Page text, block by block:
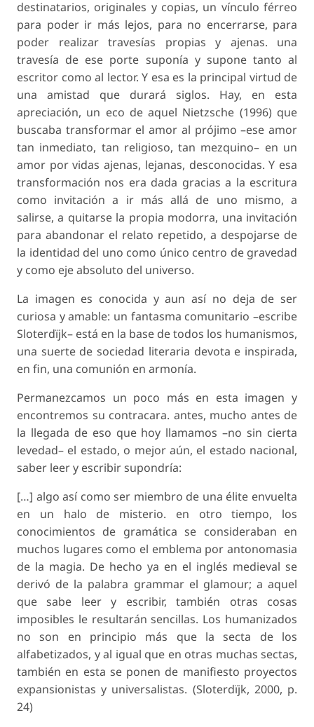
destinatarios, originales y copias, un vínculo férreo
para poder ir más lejos, para no encerrarse, para
poder realizar travesías propias y ajenas. una
travesía de ese porte suponía y supone tanto al
escritor como al lector. Y esa es la principal virtud de
una amistad que durará siglos. Hay, en esta
apreciación, un eco de aquel Nietzsche (1996) que
buscaba transformar el amor al prójimo –ese amor
tan inmediato, tan religioso, tan mezquino– en un
amor por vidas ajenas, lejanas, desconocidas. Y esa
transformación nos era dada gracias a la escritura
como invitación a ir más allá de uno mismo, a
salirse, a quitarse la propia modorra, una invitación
para abandonar el relato repetido, a despojarse de
la identidad del uno como único centro de gravedad
y como eje absoluto del universo.
La imagen es conocida y aun así no deja de ser
curiosa y amable: un fantasma comunitario –escribe
Sloterdïjk– está en la base de todos los humanismos,
una suerte de sociedad literaria devota e inspirada,
en fin, una comunión en armonía.
Permanezcamos un poco más en esta imagen y
encontremos su contracara. antes, mucho antes de
la llegada de eso que hoy llamamos –no sin cierta
levedad– el estado, o mejor aún, el estado nacional,
saber leer y escribir supondría:
[…] algo así como ser miembro de una élite envuelta
en un halo de misterio. en otro tiempo, los
conocimientos de gramática se consideraban en
muchos lugares como el emblema por antonomasia
de la magia. De hecho ya en el inglés medieval se
derivó de la palabra grammar el glamour; a aquel
que sabe leer y escribir, también otras cosas
imposibles le resultarán sencillas. Los humanizados
no son en principio más que la secta de los
alfabetizados, y al igual que en otras muchas sectas,
también en esta se ponen de manifiesto proyectos
expansionistas y universalistas. (Sloterdïjk, 2000, p.
24)